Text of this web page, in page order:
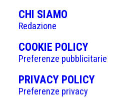
CHI SIAMO
Redazione
COOKIE POLICY(APRE
IN
UNA
NUOVA
Preferenze pubblicitarie
PRIVACY POLICY(APRE
Preferenze privacy